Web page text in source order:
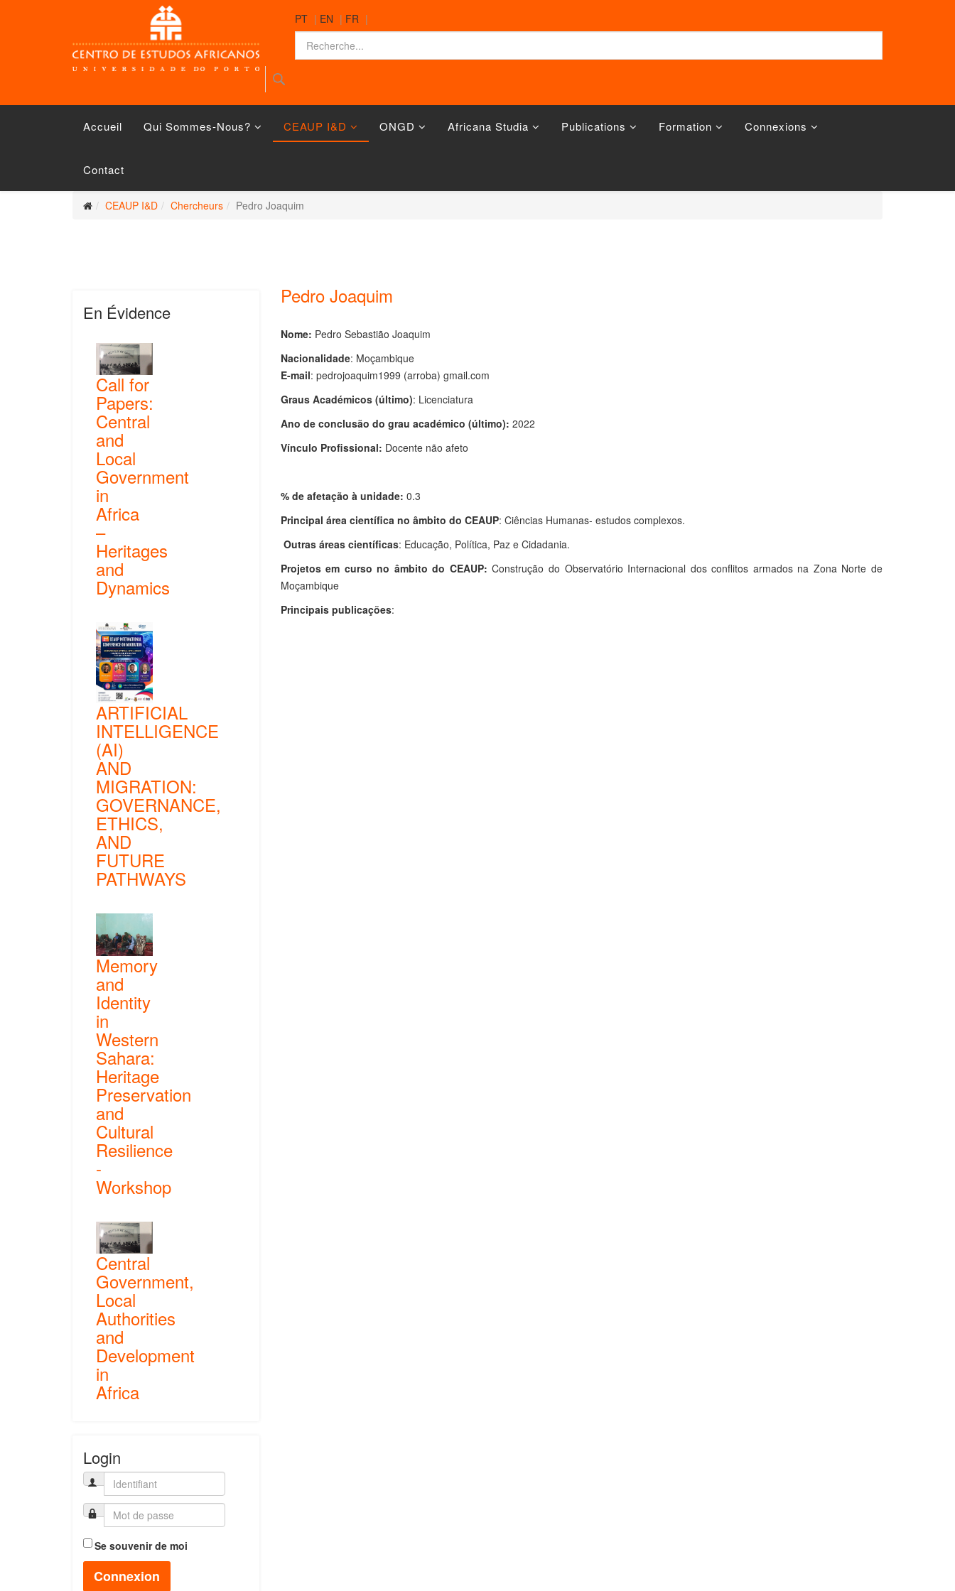
PT | EN | FR |
Accueil Qui Sommes-Nous? CEAUP I&D ONGD Africana Studia Publications Formation Connexions
Contact
CEAUP I&D Chercheurs Pedro Joaquim
En Évidence
Call for
Papers:
Central
and
Local
Government
in
Africa
–
Heritages
and
Dynamics
ARTIFICIAL
INTELLIGENCE
(AI)
AND
MIGRATION:
GOVERNANCE,
ETHICS,
AND
FUTURE
PATHWAYS
Memory
and
Identity
in
Western
Sahara:
Heritage
Preservation
and
Cultural
Resilience
-
Workshop
Central
Government,
Local
Authorities
and
Development
in
Africa
Login
Se souvenir de moi
Connexion
Pedro Joaquim
Nome: Pedro Sebastião Joaquim
Nacionalidade: Moçambique
E-mail: pedrojoaquim1999 (arroba) gmail.com
Graus Académicos (último): Licenciatura
Ano de conclusão do grau académico (último): 2022
Vínculo Profissional: Docente não afeto
% de afetação à unidade: 0.3
Principal área científica no âmbito do CEAUP: Ciências Humanas- estudos complexos.
Outras áreas científicas: Educação, Política, Paz e Cidadania.
Projetos em curso no âmbito do CEAUP:Construção do Observatório Internacional dos conflitos armados na Zona Norte de
Moçambique
Principais publicações: